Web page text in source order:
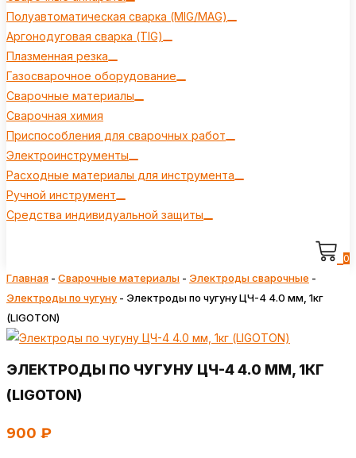
Полуавтоматическая сварка (MIG/MAG)
Аргонодуговая сварка (TIG)
Плазменная резка
Газосварочное оборудование
Сварочные материалы
Сварочная химия
Приспособления для сварочных работ
Электроинструменты
Расходные материалы для инструмента
Ручной инструмент
Средства индивидуальной защиты
0
Главная - Сварочные материалы - Электроды сварочные -
Электроды по чугуну - Электроды по чугуну ЦЧ-4 4.0 мм, 1кг
(LIGOTON)
ЭЛЕКТРОДЫ ПО ЧУГУНУ ЦЧ-4 4.0 ММ, 1КГ
(LIGOTON)
900 ₽